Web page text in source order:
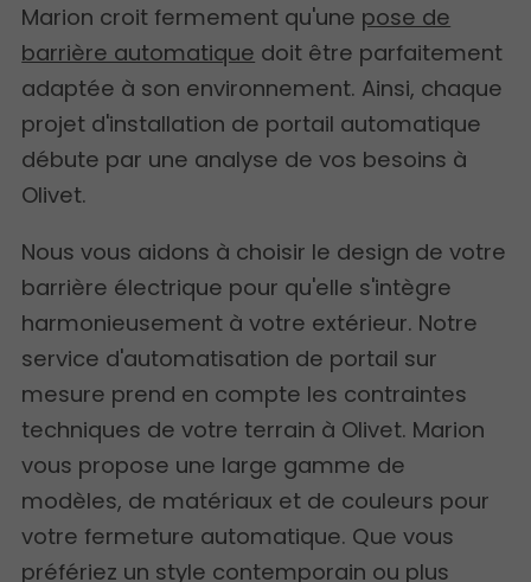
Marion croit fermement qu'une pose de
barrière automatique doit être parfaitement
adaptée à son environnement. Ainsi, chaque
projet d'installation de portail automatique
débute par une analyse de vos besoins à
Olivet.
Nous vous aidons à choisir le design de votre
barrière électrique pour qu'elle s'intègre
harmonieusement à votre extérieur. Notre
service d'automatisation de portail sur
mesure prend en compte les contraintes
techniques de votre terrain à Olivet. Marion
vous propose une large gamme de
modèles, de matériaux et de couleurs pour
votre fermeture automatique. Que vous
préfériez un style contemporain ou plus